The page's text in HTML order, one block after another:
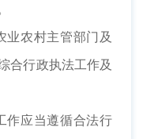
业农村主管部门及
合行政执法工作及
作应当遵循合法行